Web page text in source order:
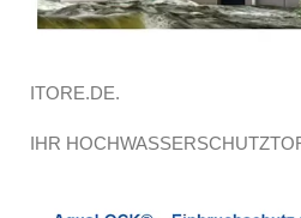
ITORE.DE.
IHR